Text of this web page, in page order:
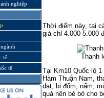
nghiệp
tế
tế
Thời điểm này, tại
giá chỉ 4.000-5.000
Thanh
Tại Km10 Quốc lộ
Hàm Thuận Nam,
dạt, bị đốm, nấm,
quá nên bẻ bỏ cho